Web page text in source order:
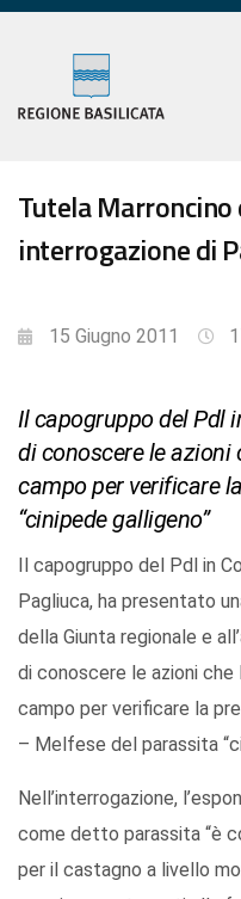
Tutela
interrogazione di
15 Giugno 2011
Il capogruppo del Pdl
di conoscere le azioni
campo per verificare
“cinipede galligeno”
Il capogruppo del Pdl in
Pagliuca, ha presentato
della Giunta regionale e
di conoscere le azioni
campo per verificare la
– Melfese del parassita
Nell’interrogazione,
come detto parassita “è
per il castagno a livello